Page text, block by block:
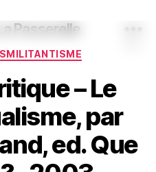
Passerelle
Catégories
– Le
par
ed. Que